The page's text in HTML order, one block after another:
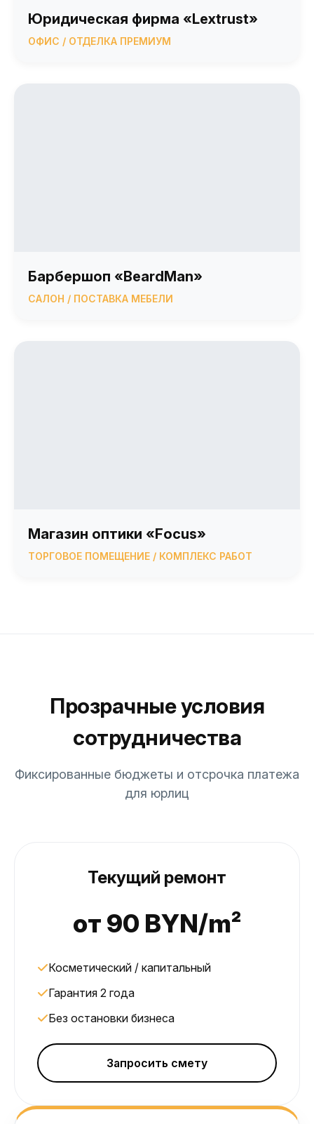
Юридическая фирма «Lextrust»
ОФИС / ОТДЕЛКА ПРЕМИУМ
Барбершоп «BeardMan»
САЛОН / ПОСТАВКА МЕБЕЛИ
Магазин оптики «Focus»
ТОРГОВОЕ ПОМЕЩЕНИЕ / КОМПЛЕКС РАБОТ
Прозрачные условия
сотрудничества
Фиксированные бюджеты и отсрочка платежа
для юрлиц
Текущий ремонт
от 90 BYN/m²
Косметический / капитальный
Гарантия 2 года
Без остановки бизнеса
Запросить смету